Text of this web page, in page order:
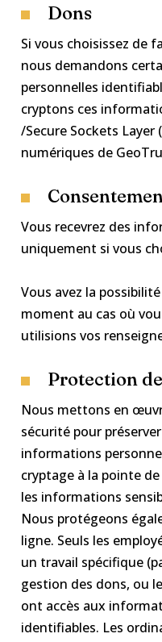
Dons
Si vous choisissez de
nous demandons
personnelles
cryptons ces
/Secure Sockets Layer
numériques de
Vous recevrez des
uniquement si vous
Vous avez la
moment au cas où
utilisions vos
Protection
Nous mettons en
sécurité pour
informations
cryptage à la pointe
les informations
Nous protégeons
ligne. Seuls les
un travail spécifique
gestion des dons, ou
ont accès aux
identifiables. Les